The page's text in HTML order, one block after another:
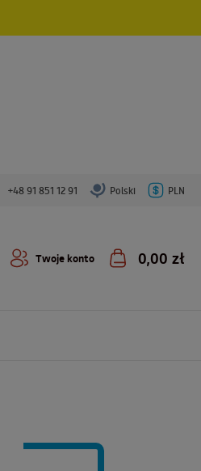
+48 91 851 12 91 Polski PLN
Twoje konto 0,00 zł